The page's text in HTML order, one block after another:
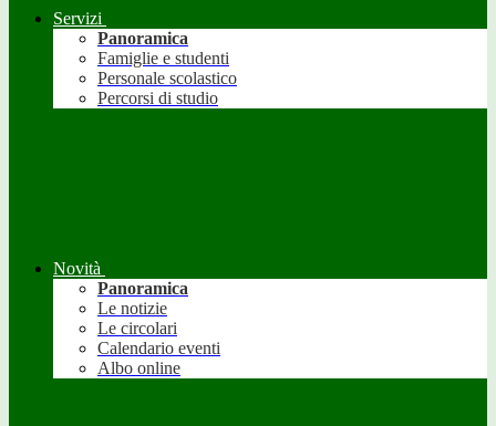
Servizi
Panoramica
Famiglie e studenti
Personale scolastico
Percorsi di studio
Novità
Panoramica
Le notizie
Le circolari
Calendario eventi
Albo online